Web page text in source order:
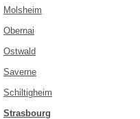
Molsheim
Obernai
Ostwald
Saverne
Schiltigheim
Strasbourg